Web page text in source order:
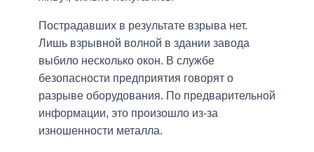
Пострадавших в результате взрыва нет.
Лишь взрывной волной в здании завода
выбило несколько окон. В службе
безопасности предприятия говорят о
разрыве оборудования. По предварительной
информации, это произошло из-за
изношенности металла.